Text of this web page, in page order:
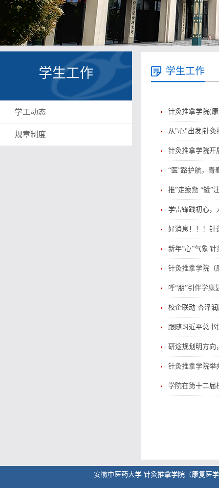
学生工作
学工动态
规章制度
学生工作
针灸推拿学院(
从"心"出发|针灸
针灸推拿学院开
“医”路护航，
推”走疲惫 “罐
学雷锋践初心，
好消息！！！针
新年“心”气象|
针灸推拿学院（
呼“朋”引伴学
校企联动 杏泽
跟随习近平总书
研途规划明方向
针灸推拿学院举
学院在第十二届
安徽中医药大学 针灸推拿学院（康复医